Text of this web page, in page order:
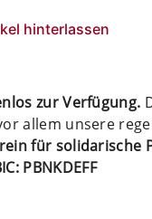
hinterlassen
zur Verfügung.
allem unsere
für solidarische
PBNKDEFF